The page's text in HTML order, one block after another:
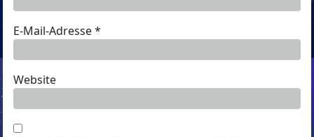
E-Mail-Adresse*
Website